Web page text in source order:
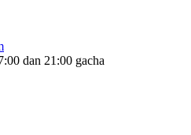
dan 21:00 gacha